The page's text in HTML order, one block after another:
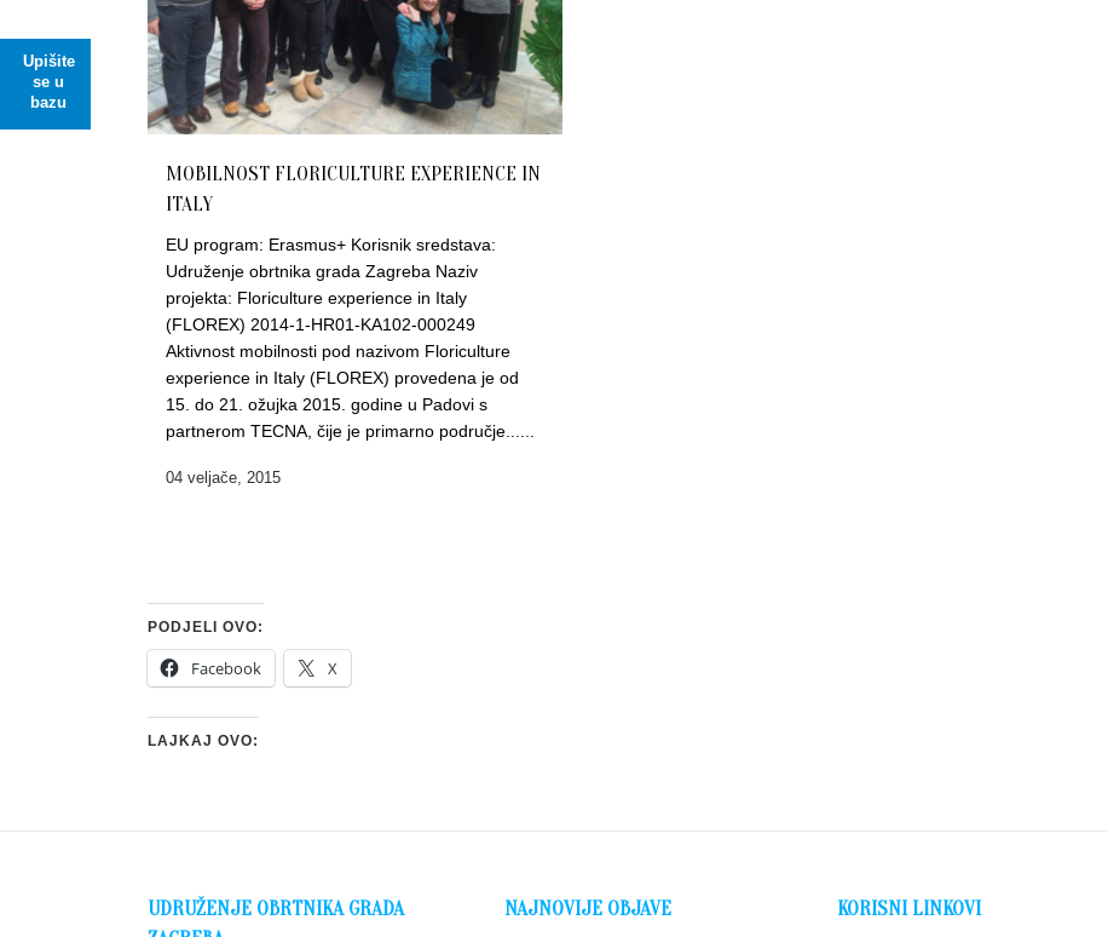
Upišite
se u
bazu
MOBILNOST FLORICULTURE EXPERIENCE IN
ITALY
EU program: Erasmus+ Korisnik sredstava:
Udruženje obrtnika grada Zagreba Naziv
projekta: Floriculture experience in Italy
(FLOREX) 2014-1-HR01-KA102-000249
Aktivnost mobilnosti pod nazivom Floriculture
experience in Italy (FLOREX) provedena je od
15. do 21. ožujka 2015. godine u Padovi s
partnerom TECNA, čije je primarno područje......
04 veljače, 2015
PODJELI OVO:
Facebook X
LAJKAJ OVO:
UDRUŽENJE OBRTNIKA GRADA
NAJNOVIJE OBJAVE KORISNI LINKOVI